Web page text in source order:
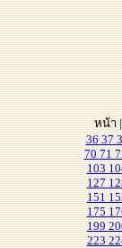
หน้า |
36 37
70 71
103
127
151
175
199
223